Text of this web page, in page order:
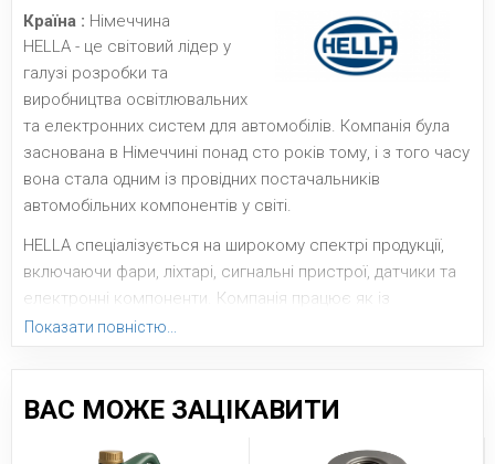
Країна : Німеччина
HELLA - це світовий лідер у
галузі розробки та
виробництва освітлювальних
та електронних систем для автомобілів. Компанія була
заснована в Німеччині понад сто років тому, і з того часу
вона стала одним із провідних постачальників
автомобільних компонентів у світі.
HELLA спеціалізується на широкому спектрі продукції,
включаючи фари, ліхтарі, сигнальні пристрої, датчики та
електронні компоненти. Компанія працює як із
оригінальними обладнаннями для автомобілебудівників,
транспорті, а також в інших сферах, включаючи
Показати повністю...
ВАС МОЖЕ ЗАЦІКАВИТИ